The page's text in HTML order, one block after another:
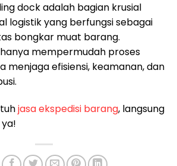
dock adalah bagian krusial
logistik yang berfungsi sebagai
bongkar muat barang.
mempermudah proses
menjaga efisiensi, keamanan, dan
jasa ekspedisi barang, langsung